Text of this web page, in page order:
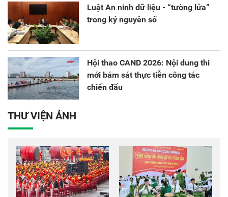
Luật An ninh dữ liệu - “tường lửa”
trong kỷ nguyên số
Hội thao CAND 2026: Nội dung thi
mới bám sát thực tiễn công tác
chiến đấu
THƯ VIỆN ẢNH